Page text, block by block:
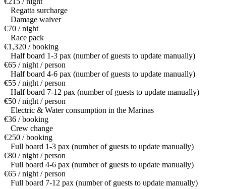
Regatta surcharge
Damage waiver
€70 / night
Race pack
€1,320 / booking
Half board 1-3 pax (number of guests to update manually)
€65 / night / person
Half board 4-6 pax (number of guests to update manually)
€55 / night / person
Half board 7-12 pax (number of guests to update manually)
€50 / night / person
Electric & Water consumption in the Marinas
€36 / booking
Crew change
€250 / booking
Full board 1-3 pax (number of guests to update manually)
€80 / night / person
Full board 4-6 pax (number of guests to update manually)
€65 / night / person
Full board 7-12 pax (number of guests to update manually)